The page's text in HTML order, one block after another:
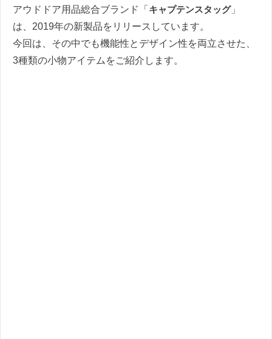
アウドドア用品総合ブランド「 キャプテンスタッグ」
は、2019年の新製品をリリースしています。
今回は、その中でも機能性とデザイン性を両立させた、
3種類の小物アイテムをご紹介します。